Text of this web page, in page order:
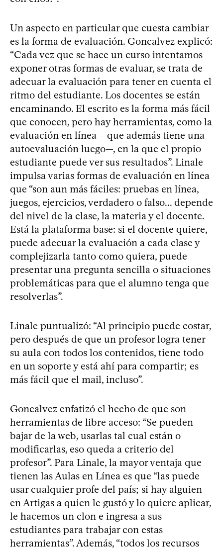
Un aspecto en particular que cuesta cambiar
es la forma de evaluación. Goncalvez explicó:
“Cada vez que se hace un curso intentamos
exponer otras formas de evaluar, se trata de
adecuar la evaluación para tener en cuenta el
ritmo del estudiante. Los docentes se están
encaminando. El escrito es la forma más fácil
que conocen, pero hay herramientas, como la
evaluación en línea —que además tiene una
autoevaluación luego—, en la que el propio
estudiante puede ver sus resultados”. Linale
impulsa varias formas de evaluación en línea
que “son aun más fáciles: pruebas en línea,
juegos, ejercicios, verdadero o falso... depende
del nivel de la clase, la materia y el docente.
Está la plataforma base: si el docente quiere,
puede adecuar la evaluación a cada clase y
complejizarla tanto como quiera, puede
presentar una pregunta sencilla o situaciones
problemáticas para que el alumno tenga que
resolverlas”.
Linale puntualizó: “Al principio puede costar,
pero después de que un profesor logra tener
su aula con todos los contenidos, tiene todo
en un soporte y está ahí para compartir; es
más fácil que el mail, incluso”.
Goncalvez enfatizó el hecho de que son
herramientas de libre acceso: “Se pueden
bajar de la web, usarlas tal cual están o
modificarlas, eso queda a criterio del
profesor”. Para Linale, la mayor ventaja que
tienen las Aulas en Línea es que “las puede
usar cualquier profe del país; si hay alguien
en Artigas a quien le gustó y lo quiere aplicar,
le hacemos un clon e ingresa a sus
estudiantes para trabajar con estas
herramientas”. Además, “todos los recursos